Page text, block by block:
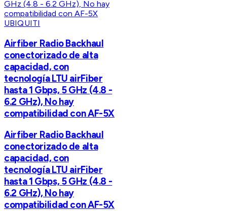
UBIQUITI
Airfiber Radio Backhaul
conectorizado de alta
capacidad, con
tecnología LTU airFiber
hasta 1 Gbps, 5 GHz (4.8 -
6.2 GHz), No hay
compatibilidad con AF-5X
Airfiber Radio Backhaul
conectorizado de alta
capacidad, con
tecnología LTU airFiber
hasta 1 Gbps, 5 GHz (4.8 -
6.2 GHz), No hay
compatibilidad con AF-5X